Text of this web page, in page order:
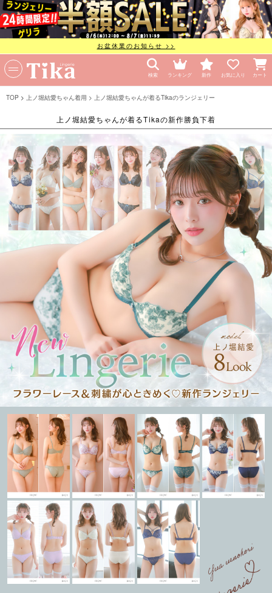
お盆休業のお知らせ >>
検索 ランキング 新作 お気に入り カート
TOP 上ノ堀結愛ちゃん着用 上ノ堀結愛ちゃんが着るTikaのランジェリー
上ノ堀結愛ちゃんが着るTikaの新作勝負下着